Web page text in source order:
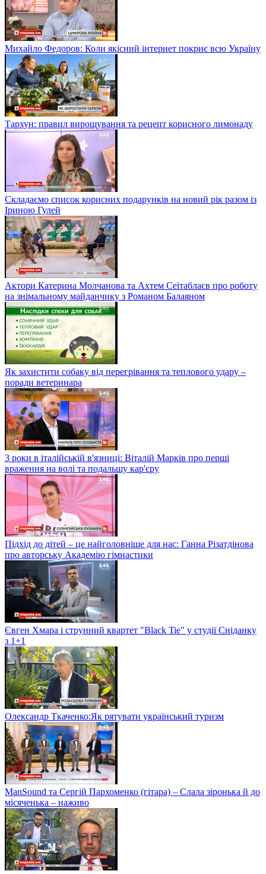
Михайло Федоров: Коли якісний інтернет покриє всю Україну
Тархун: правил вирощування та рецепт корисного лимонаду
Складаємо список корисних подарунків на новий рік разом із
Іриною Гулей
Актори Катерина Молчанова та Ахтем Сеітаблаєв про роботу
на знімальному майданчику з Романом Балаяном
Як захистити собаку від перегрівання та теплового удару –
поради ветеринара
3 роки в італійській в'язниці: Віталій Марків про перші
враження на волі та подальшу кар'єру
Підхід до дітей – це найголовніше для нас: Ганна Різатдінова
про авторську Академію гімнастики
Євген Хмара і струнний квартет "Black Tie" у студії Сніданку
з 1+1
Олександр Ткаченко:Як рятувати український туризм
ManSound та Сергій Пархоменко (гітара) – Слала зіронька й до
місяченька – наживо